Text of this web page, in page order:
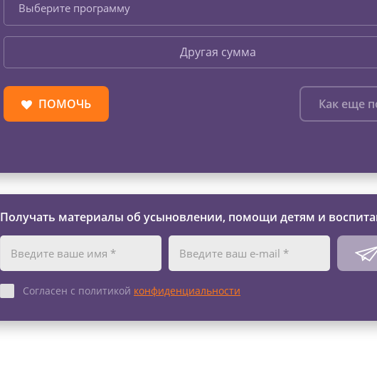
Выберите программу
Другая сумма
ПОМОЧЬ Как еще
Получать материалы об усыновлении, помощи детям и
Согласен с политикой конфиденциальности